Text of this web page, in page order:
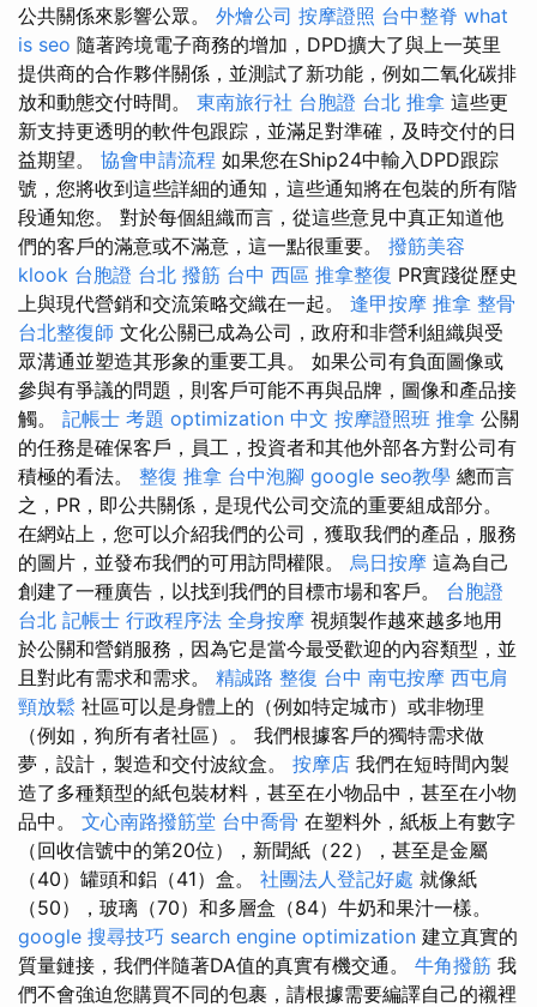
公共關係來影響公眾。 外燴公司 按摩證照 台中整脊 what
is seo 隨著跨境電子商務的增加，DPD擴大了與上一英里
提供商的合作夥伴關係，並測試了新功能，例如二氧化碳排
放和動態交付時間。 東南旅行社 台胞證 台北 推拿 這些更
新支持更透明的軟件包跟踪，並滿足對準確，及時交付的日
益期望。 協會申請流程 如果您在Ship24中輸入DPD跟踪
號，您將收到這些詳細的通知，這些通知將在包裝的所有階
段通知您。 對於每個組織而言，從這些意見中真正知道他
們的客戶的滿意或不滿意，這一點很重要。 撥筋美容
klook 台胞證 台北 撥筋 台中 西區 推拿整復 PR實踐從歷史
上與現代營銷和交流策略交織在一起。 逢甲按摩 推拿 整骨
台北整復師 文化公關已成為公司，政府和非營利組織與受
眾溝通並塑造其形象的重要工具。 如果公司有負面圖像或
參與有爭議的問題，則客戶可能不再與品牌，圖像和產品接
觸。 記帳士 考題 optimization 中文 按摩證照班 推拿 公關
的任務是確保客戶，員工，投資者和其他外部各方對公司有
積極的看法。 整復 推拿 台中泡腳 google seo教學 總而言
之，PR，即公共關係，是現代公司交流的重要組成部分。
在網站上，您可以介紹我們的公司，獲取我們的產品，服務
的圖片，並發布我們的可用訪問權限。 烏日按摩 這為自己
創建了一種廣告，以找到我們的目標市場和客戶。 台胞證
台北 記帳士 行政程序法 全身按摩 視頻製作越來越多地用
於公關和營銷服務，因為它是當今最受歡迎的內容類型，並
且對此有需求和需求。 精誠路 整復 台中 南屯按摩 西屯肩
頸放鬆 社區可以是身體上的（例如特定城市）或非物理
（例如，狗所有者社區）。 我們根據客戶的獨特需求做
夢，設計，製造和交付波紋盒。 按摩店 我們在短時間內製
造了多種類型的紙包裝材料，甚至在小物品中，甚至在小物
品中。 文心南路撥筋堂 台中喬骨 在塑料外，紙板上有數字
（回收信號中的第20位），新聞紙（22），甚至是金屬
（40）罐頭和鋁（41）盒。 社團法人登記好處 就像紙
（50），玻璃（70）和多層盒（84）牛奶和果汁一樣。
google 搜尋技巧 search engine optimization 建立真實的
質量鏈接，我們伴隨著DA值的真實有機交通。 牛角撥筋 我
們不會強迫您購買不同的包裹，請根據需要編譯自己的襯裡